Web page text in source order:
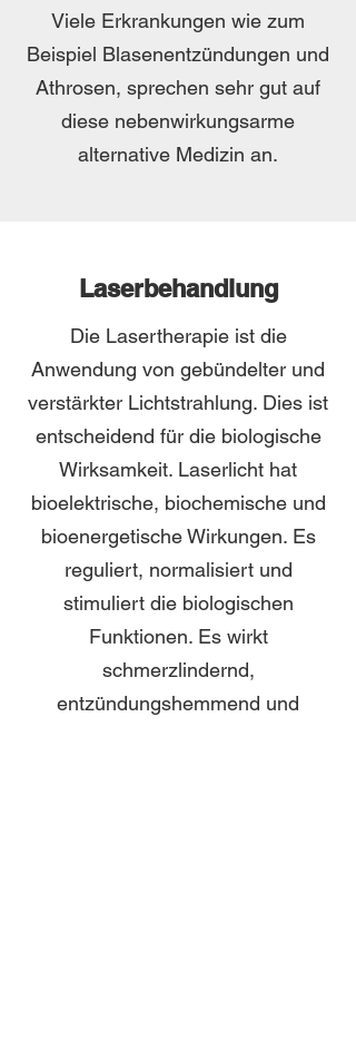
Viele Erkrankungen wie zum
Beispiel Blasenentzündungen und
Athrosen, sprechen sehr gut auf
diese nebenwirkungsarme
alternative Medizin an.
Laserbehandlung
Die Lasertherapie ist die
Anwendung von gebündelter und
verstärkter Lichtstrahlung. Dies ist
entscheidend für die biologische
Wirksamkeit. Laserlicht hat
bioelektrische, biochemische und
bioenergetische Wirkungen. Es
reguliert, normalisiert und
stimuliert die biologischen
Funktionen. Es wirkt
schmerzlindernd,
entzündungshemmend und